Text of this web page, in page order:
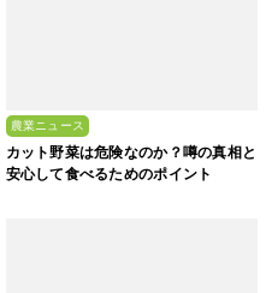
農業ニュース
カット野菜は危険なのか？噂の真相と
安心して食べるためのポイント